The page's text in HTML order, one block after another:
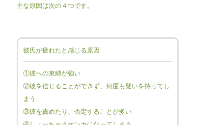
主な原因は次の４つです。
彼氏が疲れたと感じる原因
①彼への束縛が強い
②彼を信じることができず、何度も疑いを持ってし
まう
③彼を責めたり、否定することが多い